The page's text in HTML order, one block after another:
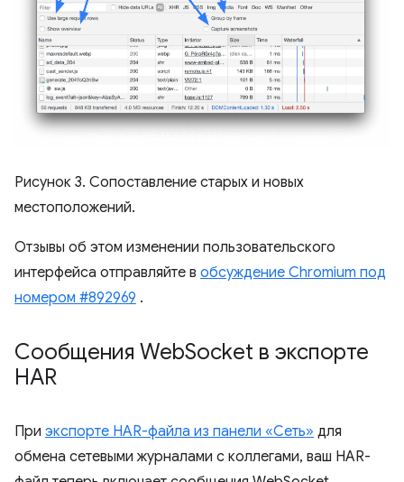
Рисунок 3. Сопоставление старых и новых
местоположений.
Отзывы об этом изменении пользовательского
интерфейса отправляйте в обсуждение Chromium под
номером #892969 .
Сообщения WebSocket в экспорте
HAR
При экспорте HAR-файла из панели «Сеть» для
обмена сетевыми журналами с коллегами, ваш HAR-